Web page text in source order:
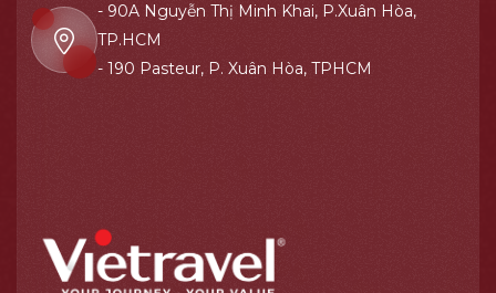
- 90A Nguyễn Thị Minh Khai, P.Xuân Hòa,
TP.HCM
- 190 Pasteur, P. Xuân Hòa, TPHCM